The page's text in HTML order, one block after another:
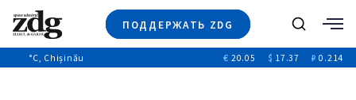
ПОДДЕРЖАТЬ ZDG
Новости
Поиск
°C, Chișinău € 20.05 $ 17.37 ₽ 0.214